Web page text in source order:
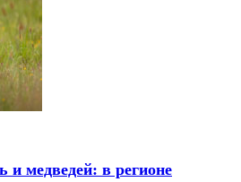
и медведей: в регионе